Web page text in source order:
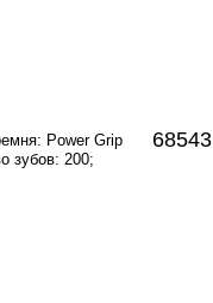
Power Grip
зубов: 200;
68543